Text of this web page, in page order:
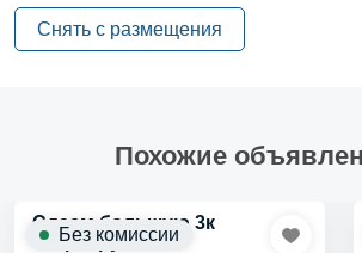
Снять с размещения
Похожие
Сдаем большую 3к
квартиру
Без комиссии